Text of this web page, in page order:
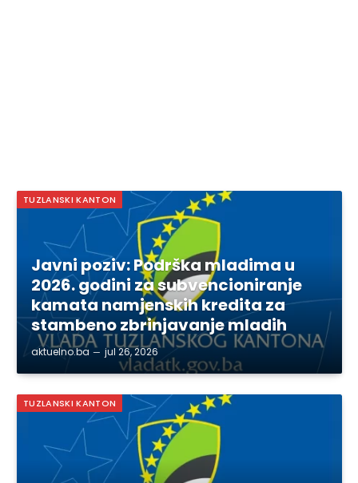
TUZLANSKI KANTON
Javni poziv: Podrška mladima u
2026. godini za subvencioniranje
kamata namjenskih kredita za
stambeno zbrinjavanje mladih
aktuelno.ba jul 26, 2026
TUZLANSKI KANTON